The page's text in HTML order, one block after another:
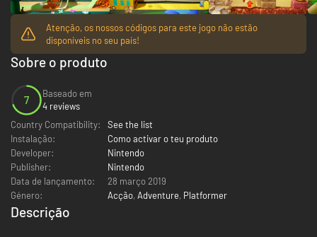
Atenção, os nossos códigos para este jogo não estão
disponíveis no seu país!
Sobre o produto
7
Baseado em
4 reviews
Country Compatibility:
See the list
Instalação:
Como activar o teu produto
Developer:
Nintendo
Publisher:
Nintendo
Data de lançamento:
28 março 2019
Género:
Acção, Adventure, Platformer
Descrição